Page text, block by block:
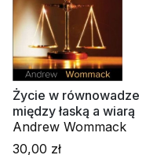
Życie w równowadze
między łaską a wiarą
Andrew Wommack
30,00 zł